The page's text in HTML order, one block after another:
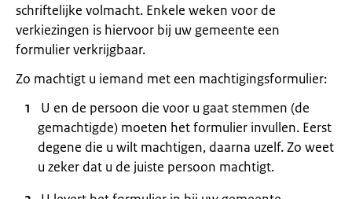
schriftelijke volmacht. Enkele weken voor de
verkiezingen is hiervoor bij uw gemeente een
formulier verkrijgbaar.
Zo machtigt u iemand met een machtigingsformulier:
U en de persoon die voor u gaat stemmen (de
gemachtigde) moeten het formulier invullen. Eerst
degene die u wilt machtigen, daarna uzelf. Zo weet
u zeker dat u de juiste persoon machtigt.